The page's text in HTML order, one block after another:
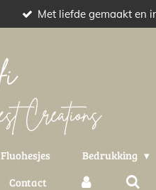
Met liefde gemaakt en
Fluohesjes Bedrukking
Contact